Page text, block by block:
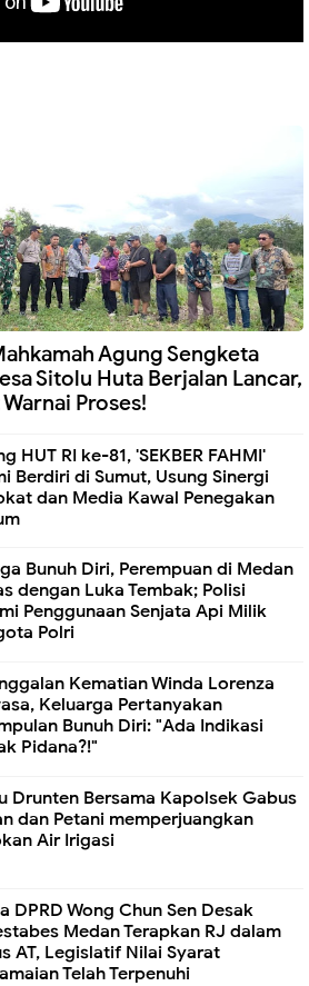
Agung Sengketa
Sitolu Huta Berjalan Lancar,
Proses!
HUT RI ke-81, 'SEKBER FAHMI'
Berdiri di Sumut, Usung Sinergi
dan Media Kawal Penegakan
Bunuh Diri, Perempuan di Medan
dengan Luka Tembak; Polisi
Penggunaan Senjata Api Milik
Polri
Kematian Winda Lorenza
Keluarga Pertanyakan
Bunuh Diri: "Ada Indikasi
Pidana?!"
Drunten Bersama Kapolsek Gabus
dan Petani memperjuangkan
Air Irigasi
DPRD Wong Chun Sen Desak
Medan Terapkan RJ dalam
AT, Legislatif Nilai Syarat
Telah Terpenuhi